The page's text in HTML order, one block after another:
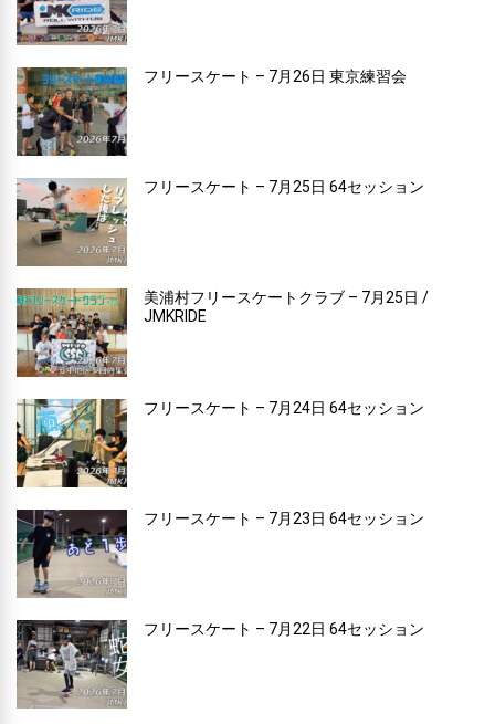
フリースケート – 7月26日 東京練習会
フリースケート – 7月25日 64セッション
美浦村フリースケートクラブ – 7月25日 /
JMKRIDE
フリースケート – 7月24日 64セッション
フリースケート – 7月23日 64セッション
フリースケート – 7月22日 64セッション